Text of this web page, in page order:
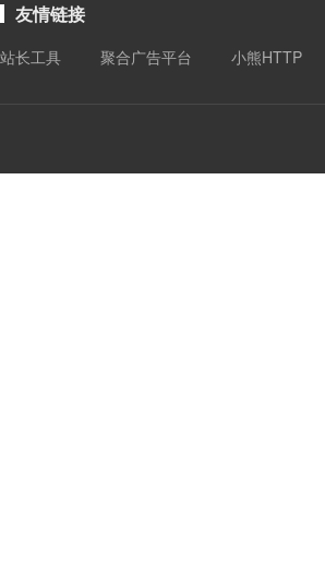
友情链接
站长工具 聚合广告平台 小熊HTTP